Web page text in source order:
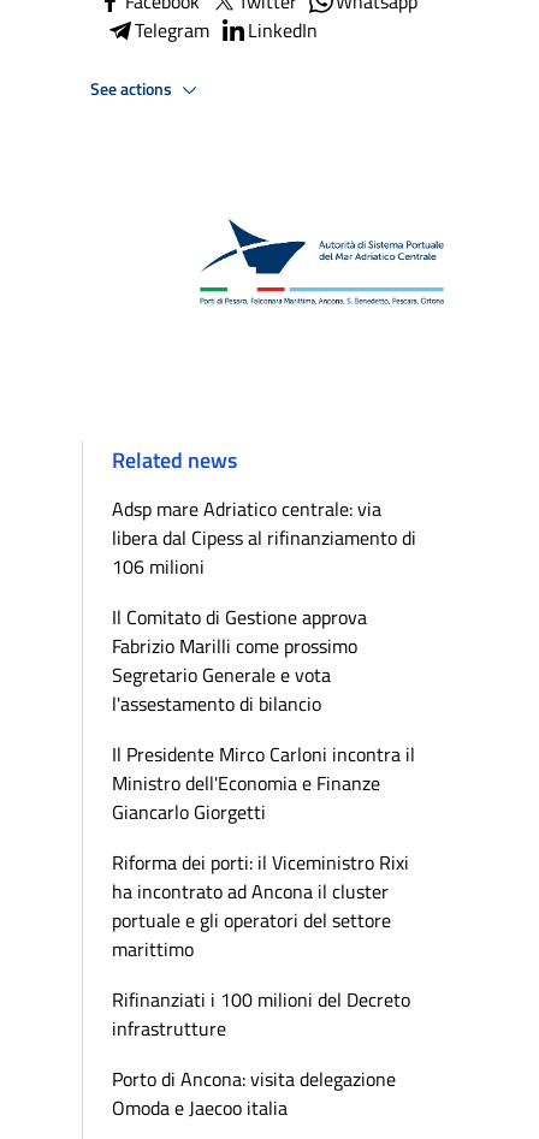
Telegram
LinkedIn
See actions
Related news
Adsp mare Adriatico centrale: via
libera dal Cipess al rifinanziamento di
106 milioni
Il Comitato di Gestione approva
Fabrizio Marilli come prossimo
Segretario Generale e vota
l'assestamento di bilancio
Il Presidente Mirco Carloni incontra il
Ministro dell'Economia e Finanze
Giancarlo Giorgetti
Riforma dei porti: il Viceministro Rixi
ha incontrato ad Ancona il cluster
portuale e gli operatori del settore
marittimo
Rifinanziati i 100 milioni del Decreto
infrastrutture
Porto di Ancona: visita delegazione
Omoda e Jaecoo italia